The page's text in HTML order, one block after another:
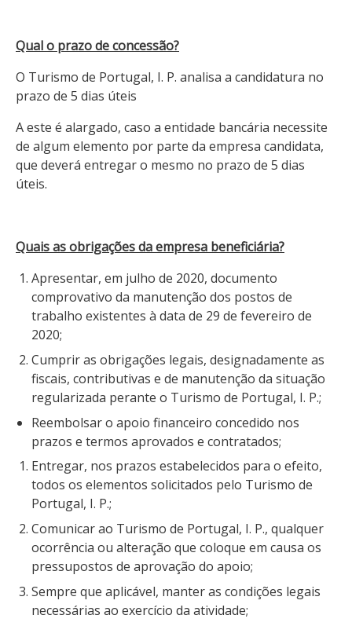
Qual o prazo de concessão?
O Turismo de Portugal, I. P. analisa a candidatura no
prazo de 5 dias úteis
A este é alargado, caso a entidade bancária necessite
de algum elemento por parte da empresa candidata,
que deverá entregar o mesmo no prazo de 5 dias
úteis.
Quais as obrigações da empresa beneficiária?
Apresentar, em julho de 2020, documento
comprovativo da manutenção dos postos de
trabalho existentes à data de 29 de fevereiro de
2020;
Cumprir as obrigações legais, designadamente as
fiscais, contributivas e de manutenção da situação
regularizada perante o Turismo de Portugal, I. P.;
Reembolsar o apoio financeiro concedido nos
prazos e termos aprovados e contratados;
Entregar, nos prazos estabelecidos para o efeito,
todos os elementos solicitados pelo Turismo de
Portugal, I. P.;
Comunicar ao Turismo de Portugal, I. P., qualquer
ocorrência ou alteração que coloque em causa os
pressupostos de aprovação do apoio;
Sempre que aplicável, manter as condições legais
necessárias ao exercício da atividade;